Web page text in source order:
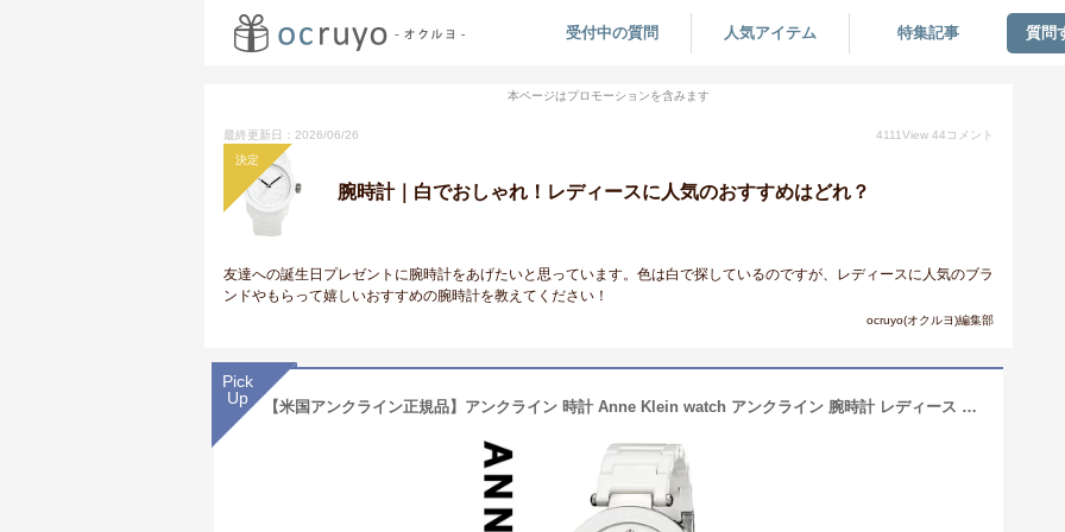
受付中の質問 人気アイテム 特集記事 質問
本ページはプロモーションを含みます
最終更新日：2026/06/26 4111View 44 コメント
決定
腕時計｜白でおしゃれ！レディースに人気のおすすめはどれ？
友達への誕生日プレゼントに腕時計をあげたいと思っています。色は白で探しているのですが、レディースに人気のブラ
ンドやもらって嬉しいおすすめの腕時計を教えてください！
ocruyo(オクルヨ)編集部
Pick
Up
【米国アンクライン正規品】アンクライン 時計 Anne Klein watch アンクライン 腕時計 レディース 1019WTWT Anne Klein インポート 誕生日 ギフト プレゼント 彼女 ホワイト セラミック 海外取寄せ 送料無料